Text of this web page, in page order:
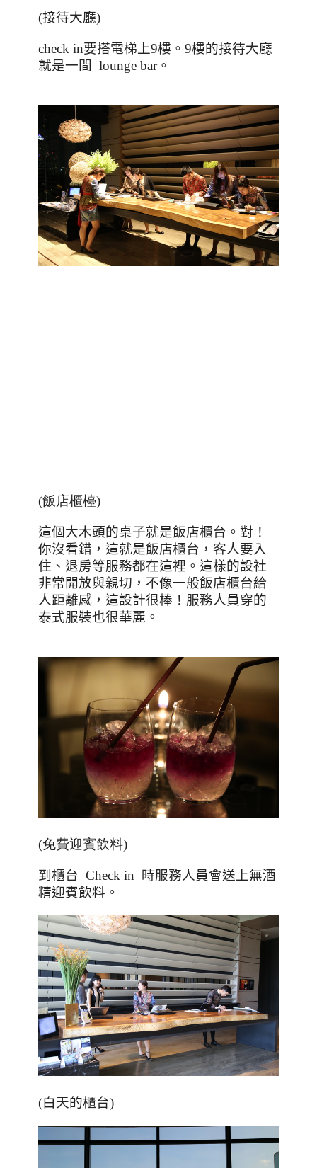
(接待大廳)
check in要搭電梯上9樓。 9樓的接待大廳
就是一間 lounge bar。
(飯店櫃檯)
這個大木頭的桌子就是飯店櫃台。對！
你沒看錯，這就是飯店櫃台，客人要入
住、退房等服務都在這裡。這樣的設社
非常開放與親切，不像一般飯店櫃台給
人距離感，這設計很棒！ 服務人員穿的
泰式服裝也很華麗。
(免費迎賓飲料)
到櫃台 Check in 時服務人員會送上無酒
精迎賓飲料。
(白天的櫃台)